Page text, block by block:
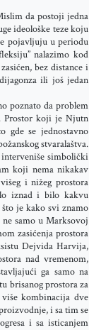
da postoji jedna
ideološke teze koju
pojavljuju u periodu
nalazimo kod
bez distance i
ili još jedan
poznato da problem
Prostor koji je Njutn
gde se jednostavno
stvaralaštva.
simbolički
koji nema nikakav
i nižeg prostora
iznad i bilo kakvu
je kako svi znamo
samo u Marksovoj
zasićenja prostora
Dejvida Harvija,
nad vremenom,
ga samo na
brisanog prostora za
kombinacija dve
i sa tim se
i sa isticanjem